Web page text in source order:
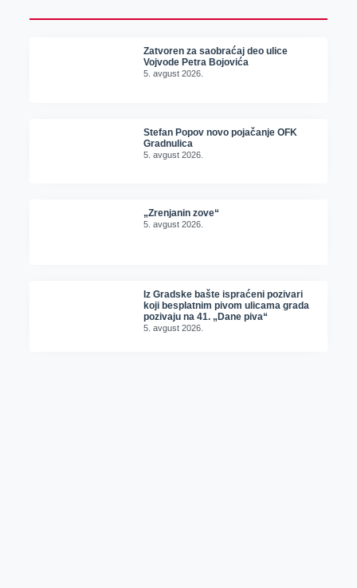
Zatvoren za saobraćaj deo ulice
Vojvode Petra Bojovića
5. avgust 2026.
Stefan Popov novo pojačanje OFK
Gradnulica
5. avgust 2026.
„Zrenjanin zove“
5. avgust 2026.
Iz Gradske bašte ispraćeni pozivari
koji besplatnim pivom ulicama grada
pozivaju na 41. „Dane piva“
5. avgust 2026.